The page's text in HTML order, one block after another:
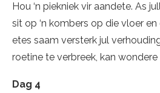
Hou ‘n piekniek vir aandete. As
sit op ‘n kombers op die vloer
etes saam versterk jul
roetine te verbreek, kan
Dag 4